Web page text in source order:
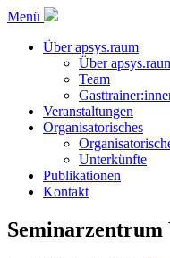
Menü
Über apsys.raum
Über
Team
Veranstaltungen
Organisatorisches
Unterkünfte
Publikationen
Kontakt
Seminarzentrum